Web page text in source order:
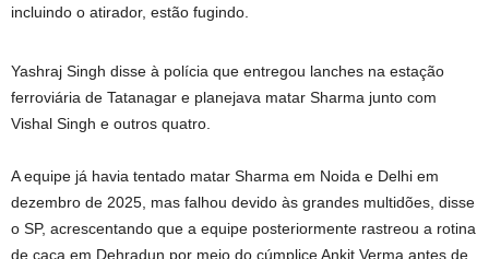
incluindo o atirador, estão fugindo.
Yashraj Singh disse à polícia que entregou lanches na estação
ferroviária de Tatanagar e planejava matar Sharma junto com
Vishal Singh e outros quatro.
A equipe já havia tentado matar Sharma em Noida e Delhi em
dezembro de 2025, mas falhou devido às grandes multidões, disse
o SP, acrescentando que a equipe posteriormente rastreou a rotina
de caça em Dehradun por meio do cúmplice Ankit Verma antes de